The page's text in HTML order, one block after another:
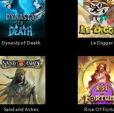
Dynasty of Death Le Digger
Sand and Ashes Rise Of